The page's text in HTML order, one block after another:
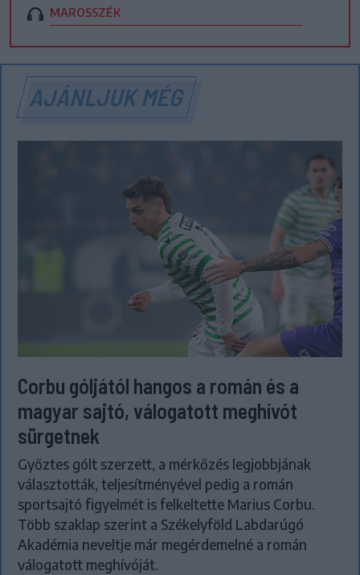
MAROSSZÉK
AJÁNLJUK MÉG
Corbu góljától hangos a román és a
magyar sajtó, válogatott meghívót
sürgetnek
Győztes gólt szerzett, a mérkőzés legjobbjának
választották, teljesítményével pedig a román
sportsajtó figyelmét is felkeltette Marius Corbu.
Több szaklap szerint a Székelyföld Labdarúgó
Akadémia neveltje már megérdemelné a román
válogatott meghívóját.